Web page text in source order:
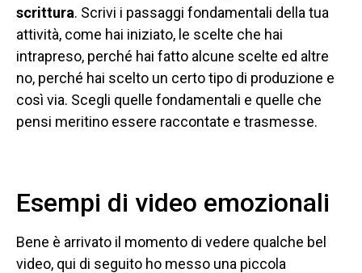
scrittura. Scrivi i passaggi fondamentali della tua
attività, come hai iniziato, le scelte che hai
intrapreso, perché hai fatto alcune scelte ed altre
no, perché hai scelto un certo tipo di produzione e
così via. Scegli quelle fondamentali e quelle che
pensi meritino essere raccontate e trasmesse.
Esempi di video emozionali
Bene è arrivato il momento di vedere qualche bel
video, qui di seguito ho messo una piccola